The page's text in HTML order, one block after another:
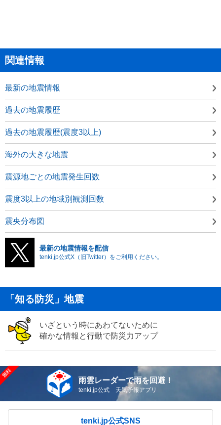
関連情報
最新の地震情報
過去の地震履歴
過去の地震履歴(震度3以上)
海外の大きな地震
震源地ごとの地震発生回数
震度3以上の地域別観測回数
震央分布図
最新の地震情報を配信
tenki.jp公式X（旧Twitter）をご利用ください。
「知る防災」地震
いざという時にあわてないために
確かな情報と行動で防災力アップ
雨雲レーダーで雨を回避！
tenki.jp公式 天気予報アプリ
tenki.jp公式SNS